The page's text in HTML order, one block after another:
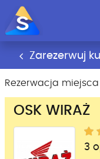
Zarezerwuj
Rezerwacja
OSK WIRAŻ
3